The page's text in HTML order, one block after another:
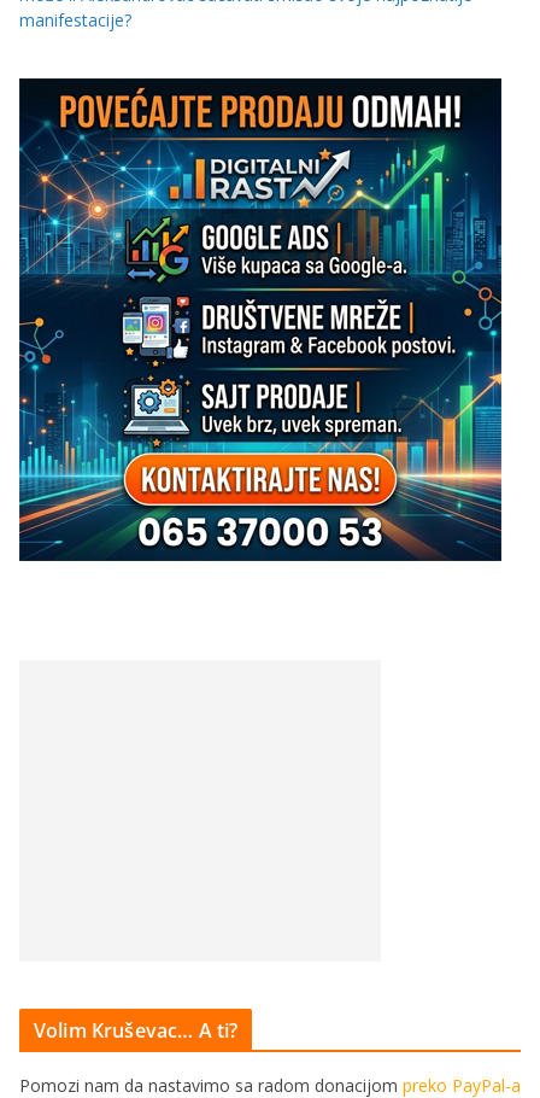
manifestacije?
Volim Kruševac… A ti?
Pomozi nam da nastavimo sa radom donacijom preko PayPal-a